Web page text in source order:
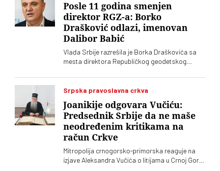
Posle 11 godina smenjen
direktor RGZ-a: Borko
Drašković odlazi, imenovan
Dalibor Babić
Vlada Srbije razrešila je Borka Draškovića sa
mesta direktora Republičkog geodetskog
vršioca dužnosti direktora imenovan je
geodetski inspektor Dalibor Babić
Srpska pravoslavna crkva
Joanikije odgovara Vučiću:
Predsednik Srbije da ne maše
neodređenim kritikama na
račun Crkve
Mitropolija crnogorsko-primorska reaguje na
izjave Aleksandra Vučića o litijama u Crnoj Gori